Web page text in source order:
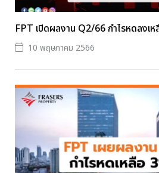
FPT เปิดผลงาน Q2/66 กำไรหดลงเ
10 พฤษภาคม 2566